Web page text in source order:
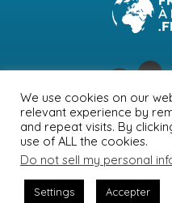
NEWSLETTER PUBLICITÉ
POLITIQUE
We use cookies on our
relevant experience by
and repeat visits. By
use of ALL the cookies.
Do not sell my personal
Settings Accepter